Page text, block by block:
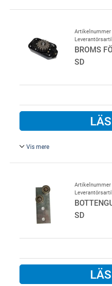
ström, är försedd med
under öppning
Artikelnummer
BROMS
SD
Vis mere
Artikelnummer
SD